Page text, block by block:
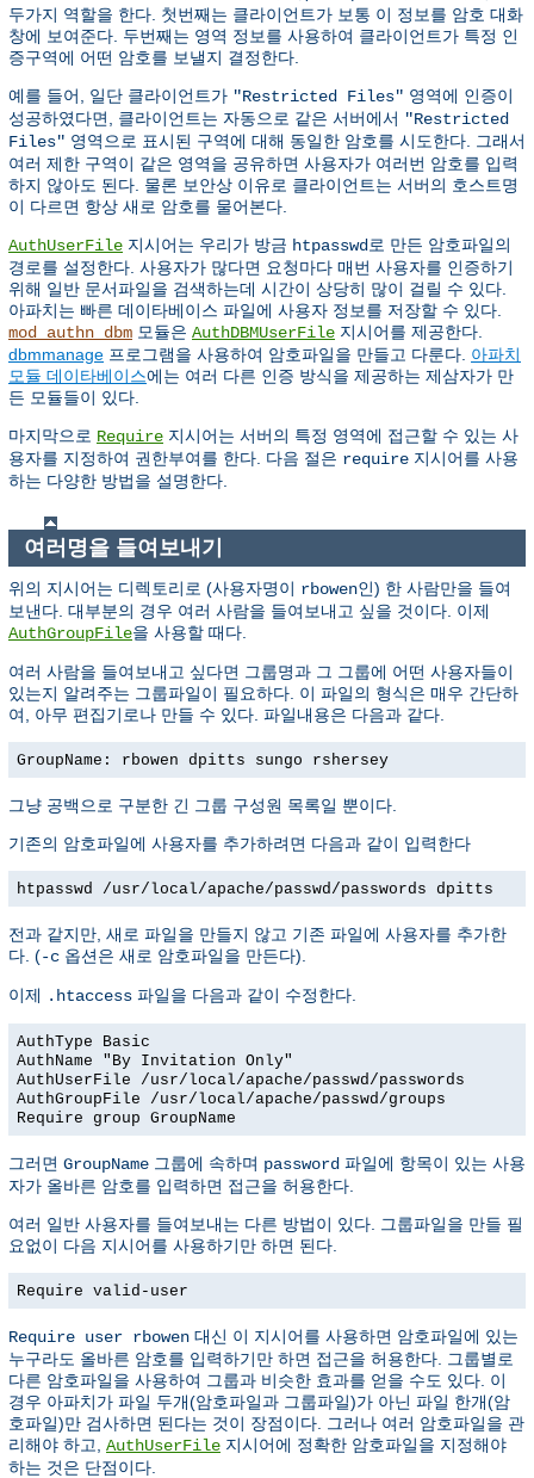
두가지 역할을 한다. 첫번째는 클라이언트가 보통 이 정보를 암호 대화
창에 보여준다. 두번째는 영역 정보를 사용하여 클라이언트가 특정 인
증구역에 어떤 암호를 보낼지 결정한다.
예를 들어, 일단 클라이언트가 "Restricted Files" 영역에 인증이
성공하였다면, 클라이언트는 자동으로 같은 서버에서 "Restricted
Files" 영역으로 표시된 구역에 대해 동일한 암호를 시도한다. 그래서
여러 제한 구역이 같은 영역을 공유하면 사용자가 여러번 암호를 입력
하지 않아도 된다. 물론 보안상 이유로 클라이언트는 서버의 호스트명
이 다르면 항상 새로 암호를 물어본다.
AuthUserFile 지시어는 우리가 방금 htpasswd 로 만든 암호파일의
경로를 설정한다. 사용자가 많다면 요청마다 매번 사용자를 인증하기
위해 일반 문서파일을 검색하는데 시간이 상당히 많이 걸릴 수 있다.
아파치는 빠른 데이타베이스 파일에 사용자 정보를 저장할 수 있다.
mod_authn_dbm 모듈은 AuthDBMUserFile 지시어를 제공한다.
dbmmanage 프로그램을 사용하여 암호파일을 만들고 다룬다. 아파치
모듈 데이타베이스에는 여러 다른 인증 방식을 제공하는 제삼자가 만
든 모듈들이 있다.
마지막으로 Require 지시어는 서버의 특정 영역에 접근할 수 있는 사
용자를 지정하여 권한부여를 한다. 다음 절은 require 지시어를 사용
하는 다양한 방법을 설명한다.
여러명을 들여보내기
위의 지시어는 디렉토리로 (사용자명이 rbowen인) 한 사람만을 들여
보낸다. 대부분의 경우 여러 사람을 들여보내고 싶을 것이다. 이제
AuthGroupFile을 사용할 때다.
여러 사람을 들여보내고 싶다면 그룹명과 그 그룹에 어떤 사용자들이
있는지 알려주는 그룹파일이 필요하다. 이 파일의 형식은 매우 간단하
여, 아무 편집기로나 만들 수 있다. 파일내용은 다음과 같다.
GroupName: rbowen dpitts sungo rshersey
그냥 공백으로 구분한 긴 그룹 구성원 목록일 뿐이다.
기존의 암호파일에 사용자를 추가하려면 다음과 같이 입력한다
htpasswd /usr/local/apache/passwd/passwords dpitts
전과 같지만, 새로 파일을 만들지 않고 기존 파일에 사용자를 추가한
다. (-c 옵션은 새로 암호파일을 만든다).
이제 .htaccess 파일을 다음과 같이 수정한다.
AuthType Basic
AuthName "By Invitation Only"
AuthUserFile /usr/local/apache/passwd/passwords
AuthGroupFile /usr/local/apache/passwd/groups
Require group GroupName
그러면 GroupName 그룹에 속하며 password 파일에 항목이 있는 사용
자가 올바른 암호를 입력하면 접근을 허용한다.
여러 일반 사용자를 들여보내는 다른 방법이 있다. 그룹파일을 만들 필
요없이 다음 지시어를 사용하기만 하면 된다.
Require valid-user
Require user rbowen 대신 이 지시어를 사용하면 암호파일에 있는
누구라도 올바른 암호를 입력하기만 하면 접근을 허용한다. 그룹별로
다른 암호파일을 사용하여 그룹과 비슷한 효과를 얻을 수도 있다. 이
경우 아파치가 파일 두개(암호파일과 그룹파일)가 아닌 파일 한개(암
호파일)만 검사하면 된다는 것이 장점이다. 그러나 여러 암호파일을 관
리해야 하고, AuthUserFile 지시어에 정확한 암호파일을 지정해야
하는 것은 단점이다.